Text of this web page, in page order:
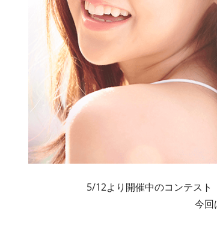
5/12より開催中のコンテスト
今回